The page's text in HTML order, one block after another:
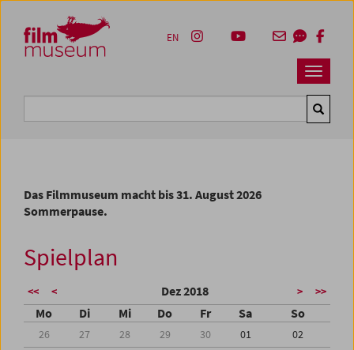
Zum Inhalt
Zum Hauptmenü
Zur Servicenavigation
Zum Suche
Navbar
EN
Das Filmmuseum macht bis 31. August 2026
Sommerpause.
Spielplan
<< < Dez 2018 > >>
Mo Di Mi Do Fr Sa So
26 27 28 29 30 01
02